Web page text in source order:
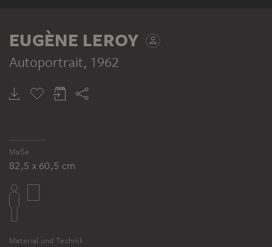
EUGÈNE LEROY
Autoportrait, 1962
Maße
82,5 x 60,5 cm
Material und Technik